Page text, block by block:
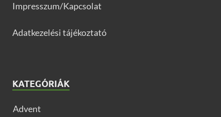
Impresszum/Kapcsolat
Adatkezelési tájékoztató
KATEGÓRIÁK
Advent